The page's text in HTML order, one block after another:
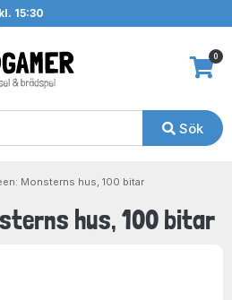
15:30
Sök
0
Monsterns hus, 100 bitar
hus, 100 bitar